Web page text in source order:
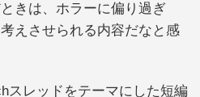
きは、ホラーに偏り過ぎ
えさせられる内容だなと感
レッドをテーマにした短編